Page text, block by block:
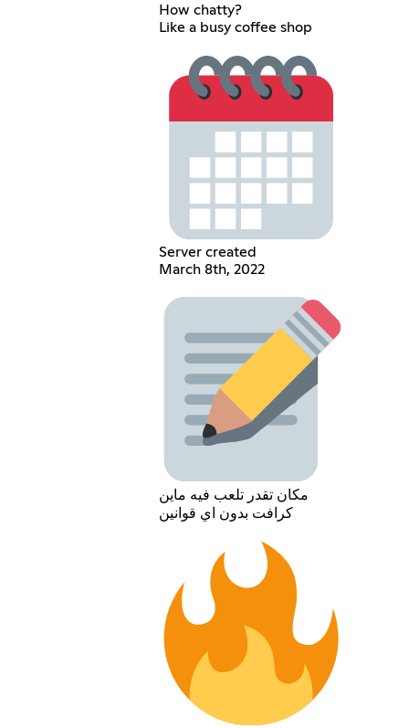
How chatty?
Like a busy coffee shop
Server created
March 8th, 2022
مكان تقدر تلعب فيه ماين
كرافت بدون اي قوانين